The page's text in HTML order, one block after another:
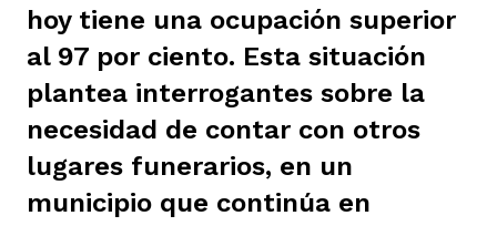
hoy tiene una ocupación superior
al 97 por ciento. Esta situación
plantea interrogantes sobre la
necesidad de contar con otros
lugares funerarios, en un
municipio que continúa en
nuestro contenido